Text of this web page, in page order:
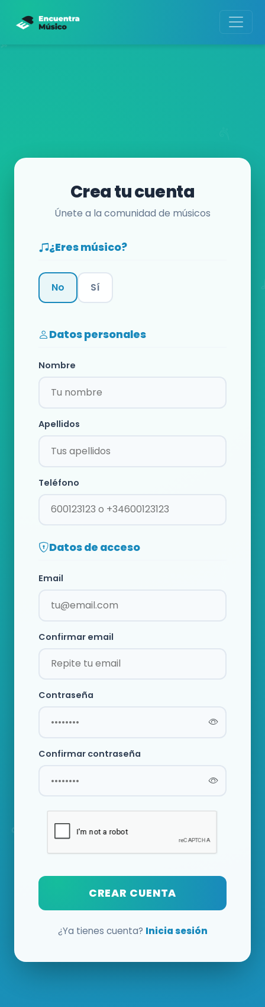
Crea tu cuenta
Únete a la comunidad de músicos
¿Eres músico?
No Sí
Datos personales
Nombre
Apellidos
Teléfono
Datos de acceso
Email
Confirmar email
Contraseña
Confirmar contraseña
CREAR CUENTA
¿Ya tienes cuenta? Inicia sesión